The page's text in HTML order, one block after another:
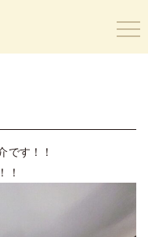
です！！
！